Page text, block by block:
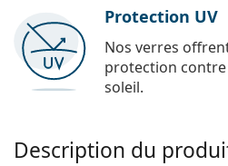
Protection UV
Nos verres
protection contre
soleil.
Description du